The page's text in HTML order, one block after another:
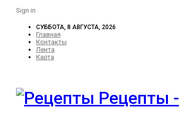
Sign in
СУББОТА, 8 АВГУСТА, 2026
Главная
Контакты
Лента
Карта
Рецепты -